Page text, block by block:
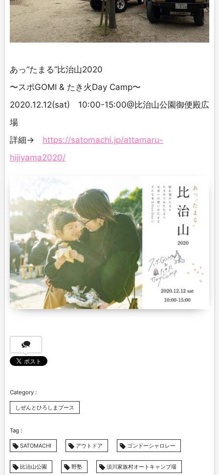
あっ“たまる”比治山2020
〜スポGOMI & たき火Day Camp〜
2020.12.12(sat) 10:00-15:00@比治山公園御便殿広
場
詳細→ https://satomachi.jp/attamaru-
hijiyama2020/
しぜんとひろしまブース
SATOMACHI アウトドア ゴンドーシャロレー
比治山公園 野塾 須川家族村オートキャンプ場